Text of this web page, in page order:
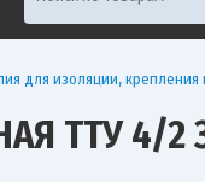
для изоляции, крепления
ТТУ 4/2